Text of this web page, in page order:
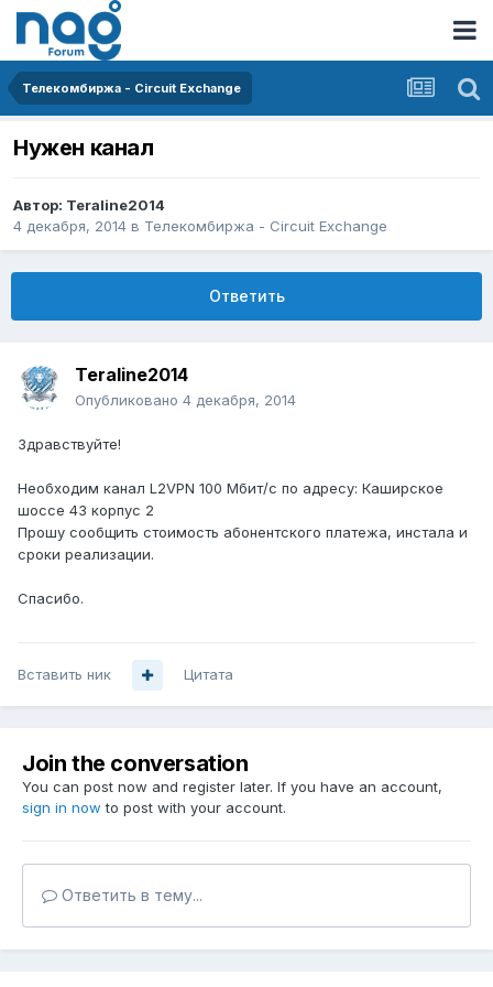
Телекомбиржа - Circuit Exchange
Нужен канал
Автор: Teraline2014
4 декабря, 2014 в Телекомбиржа - Circuit Exchange
Ответить
Teraline2014
Опубликовано 4 декабря, 2014
Здравствуйте!
Необходим канал L2VPN 100 Мбит/с по адресу: Каширское
шоссе 43 корпус 2
Прошу сообщить стоимость абонентского платежа, инстала и
сроки реализации.
Спасибо.
Вставить ник Цитата
Join the conversation
You can post now and register later. If you have an account,
sign in now to post with your account.
Ответить в тему...